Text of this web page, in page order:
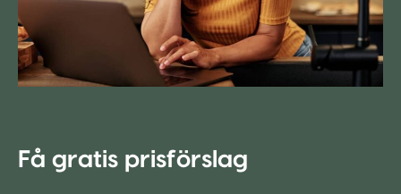
Få gratis prisförslag